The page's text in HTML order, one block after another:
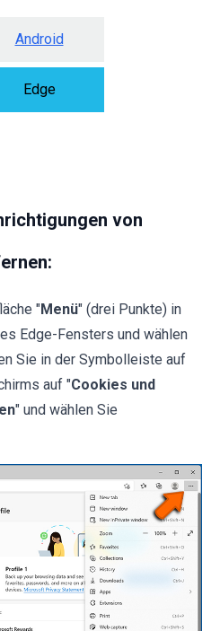
Android
Edge
von
"Menü" (drei Punkte) in
Edge-Fensters und wählen
Sie in der Symbolleiste auf
auf "Cookies und
" und wählen Sie